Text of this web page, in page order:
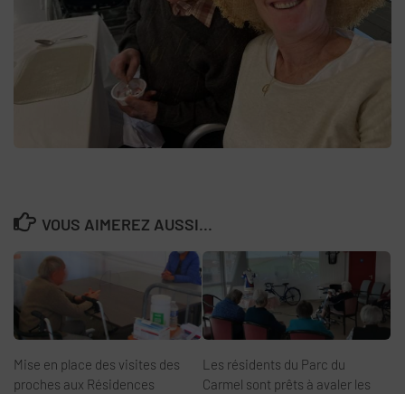
VOUS AIMEREZ AUSSI...
Mise en place des visites des
proches aux Résidences
Les résidents du Parc du
Carmel sont prêts à avaler les